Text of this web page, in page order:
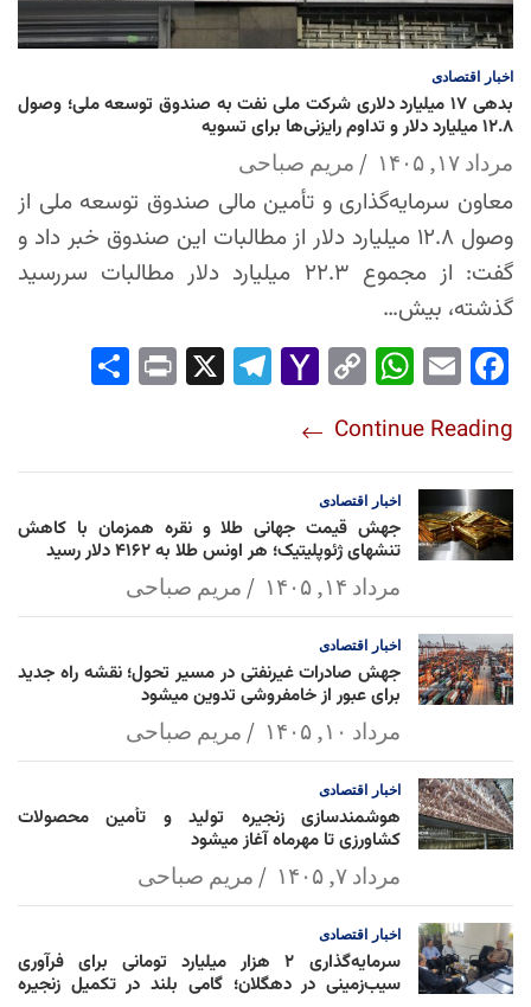
اخبار اقتصادی
بدهی ۱۷ میلیارد دلاری شرکت ملی نفت به صندوق توسعه ملی؛ وصول
۱۲.۸ میلیارد دلار و تداوم رایزنی‌ها برای تسویه
مرداد ۱۷, ۱۴۰۵ مریم صباحی
معاون سرمایه‌گذاری و تأمین مالی صندوق توسعه ملی از
وصول ۱۲.۸ میلیارد دلار از مطالبات این صندوق خبر داد و
گفت: از مجموع ۲۲.۳ میلیارد دلار مطالبات سررسید
گذشته، بیش…
Fac
ok
Em
Wh
Ap
p
Co
Lin
k
Yah
l
Tel
Pri
Continue Reading
اخبار اقتصادی
جهش قیمت جهانی طلا و نقره همزمان با کاهش
تنشهای ژئوپلیتیک؛ هر اونس طلا به ۴۱۶۲ دلار رسید
مرداد ۱۴, ۱۴۰۵ مریم صباحی
اخبار اقتصادی
جهش صادرات غیرنفتی در مسیر تحول؛ نقشه راه جدید
برای عبور از خامفروشی تدوین میشود
مرداد ۱۰, ۱۴۰۵ مریم صباحی
اخبار اقتصادی
هوشمندسازی زنجیره تولید و تأمین محصولات
کشاورزی تا مهرماه آغاز میشود
مرداد ۷, ۱۴۰۵ مریم صباحی
اخبار اقتصادی
سرمایه‌گذاری ۲ هزار میلیارد تومانی برای فرآوری
سیب‌زمینی در دهگلان؛ گامی بلند در تکمیل زنجیره